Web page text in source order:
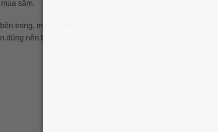
sắm.
trong, mái tóc bé sẽ trở nên mềm mươt, không
nên bố mẹ cứ yên tâm dùng cho bé.